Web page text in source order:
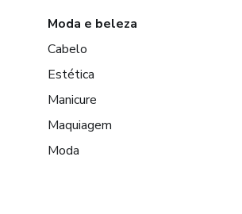
Moda e beleza
Cabelo
Estética
Manicure
Maquiagem
Moda